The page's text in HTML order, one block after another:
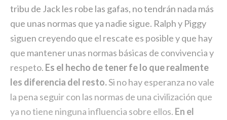
tribu de Jack les robe las gafas, no tendrán nada más
que unas normas que ya nadie sigue. Ralph y Piggy
siguen creyendo que el rescate es posible y que hay
que mantener unas normas básicas de convivencia y
respeto. Es el hecho de tener fe lo que realmente
les diferencia del resto.Si no hay esperanza no vale
la pena seguir con las normas de una civilización que
ya no tiene ninguna influencia sobre ellos. En el